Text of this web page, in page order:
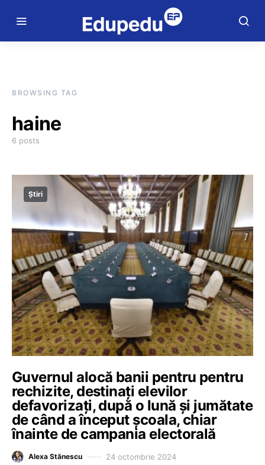
BROWSING TAG
haine
6 posts
Știri
Guvernul alocă banii pentru pentru
rechizite, destinați elevilor
defavorizați, după o lună și jumătate
de când a început școala, chiar
înainte de campania electorală
Alexa Stănescu 24 octombrie 2024